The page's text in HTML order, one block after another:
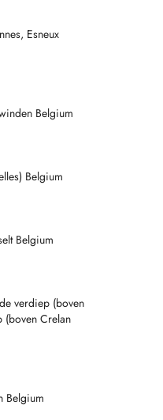
Esneux
Belgium
Belgium
Belgium
verdiep (boven
(boven Crelan
Belgium